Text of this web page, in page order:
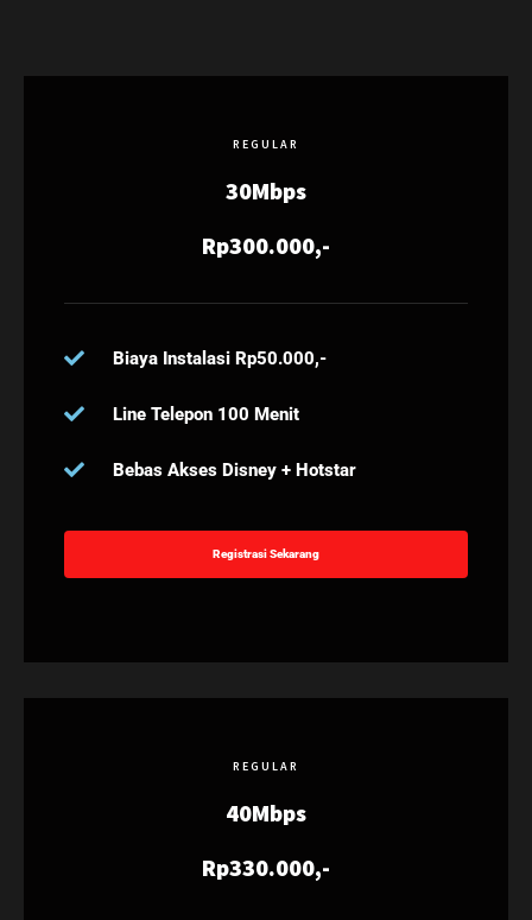
REGULAR
30Mbps
Rp300.000,-
Biaya Instalasi Rp50.000,-
Line Telepon 100 Menit
Bebas Akses Disney + Hotstar
Registrasi Sekarang
REGULAR
40Mbps
Rp330.000,-